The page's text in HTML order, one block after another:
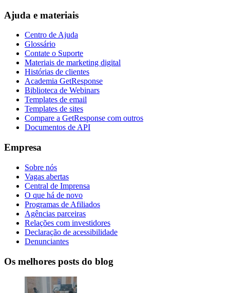
Ajuda e materiais
Centro de Ajuda
Glossário
Contate o Suporte
Materiais de marketing digital
Histórias de clientes
Academia GetResponse
Biblioteca de Webinars
Templates de email
Templates de sites
Compare a GetResponse com outros
Documentos de API
Empresa
Sobre nós
Vagas abertas
Central de Imprensa
O que há de novo
Programas de Afiliados
Agências parceiras
Relações com investidores
Declaração de acessibilidade
Denunciantes
Os melhores posts do blog